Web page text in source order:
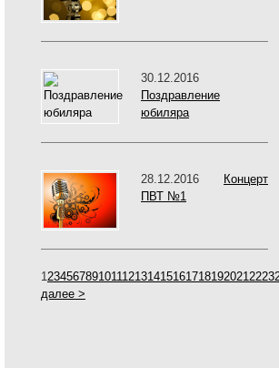
30.12.2016
Поздравление
юбиляра
28.12.2016 Концерт
ПВТ №1
1 23456789101112131415161718192021 2223
далее >